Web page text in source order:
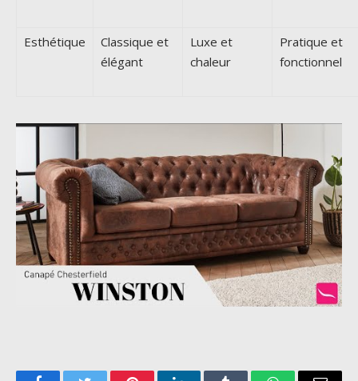
Esthétique
Classique et
élégant
Luxe et
chaleur
Pratique et
fonctionnel